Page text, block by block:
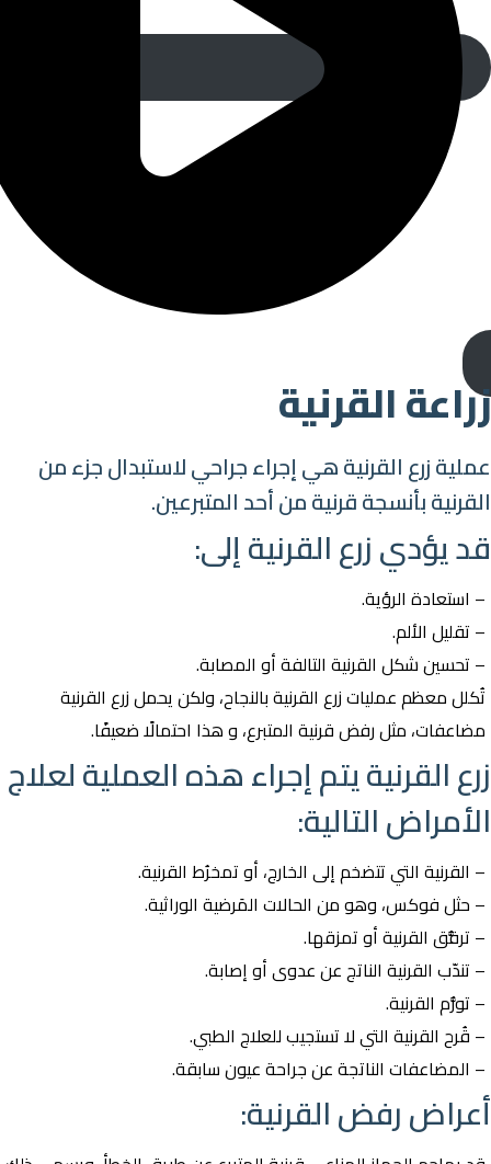
مشاهدة الفيديو
زراعة القرنية
عملية زرع القرنية هي إجراء جراحي لاستبدال جزء من
القرنية بأنسجة قرنية من أحد المتبرعين.
قد يؤدي زرع القرنية إلى:
– استعادة الرؤية.
– تقليل الألم.
– تحسين شكل القرنية التالفة أو المصابة.
تُكلل معظم عمليات زرع القرنية بالنجاح، ولكن يحمل زرع القرنية
مضاعفات، مثل رفض قرنية المتبرع، و هذا احتمالًا ضعيفًا.
زرع القرنية يتم إجراء هذه العملية لعلاج
الأمراض التالية:
– القرنية التي تتضخم إلى الخارج، أو تمخرُط القرنية.
– حثل فوكس، وهو من الحالات المَرضية الوراثية.
– ترقُّق القرنية أو تمزقها.
– تندّب القرنية الناتج عن عدوى أو إصابة.
– تورُّم القرنية.
– قُرح القرنية التي لا تستجيب للعلاج الطبي.
– المضاعفات الناتجة عن جراحة عيون سابقة.
أعراض رفض القرنية: